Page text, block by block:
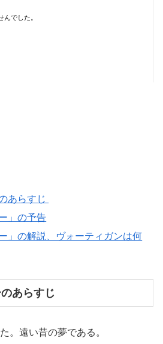
あらすじ
」の予告
」の解説、ヴォーティガンは何
あらすじ
。遠い昔の夢である。